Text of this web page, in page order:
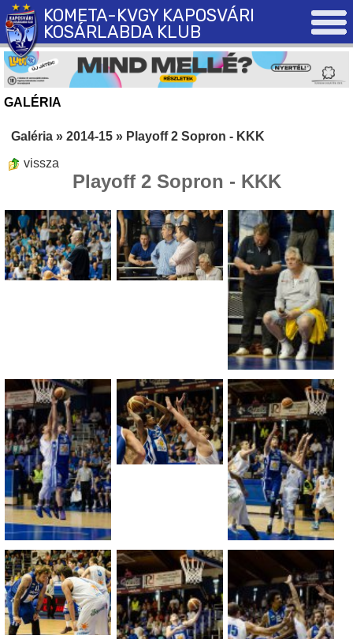
KOMETA-KVGY KAPOSVÁRI
KOSÁRLABDA KLUB
GALÉRIA
Galéria » 2014-15 » Playoff 2 Sopron - KKK
vissza
Playoff 2 Sopron - KKK